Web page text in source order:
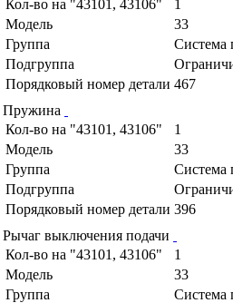
Кол-во на "43101, 43106"
1
Модель
33
Группа
Cистема
Подгруппа
Порядковый номер детали 467
Пружина
Кол-во на "43101, 43106"
1
Модель
33
Группа
Cистема
Подгруппа
Порядковый номер детали 396
Рычаг выключения подачи
Кол-во на "43101, 43106"
1
Модель
33
Группа
Cистема